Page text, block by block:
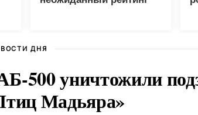
ДНЯ
500 уничтожили
Мадьяра»